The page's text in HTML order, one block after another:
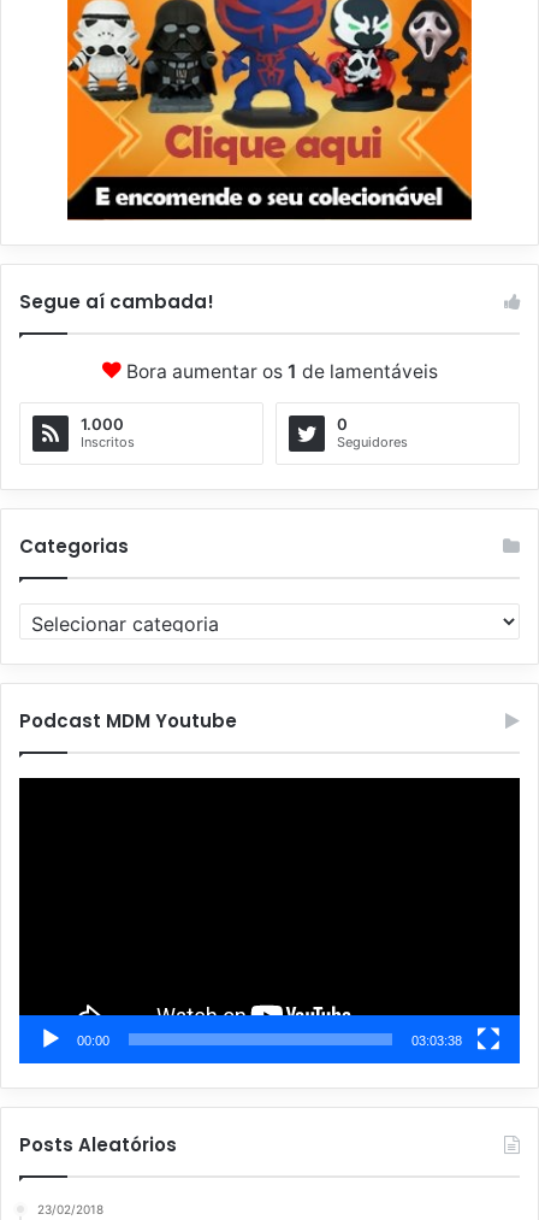
Segue aí cambada!
Bora aumentar os 1 de lamentáveis
1.000
Inscritos
0
Seguidores
Categorias
a
t
g
Podcast MDM Youtube
00:00 03:03:38
Posts Aleatórios
23/02/2018